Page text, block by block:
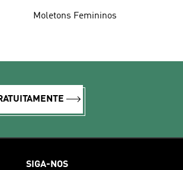
Moletons Femininos
SIGA-NOS